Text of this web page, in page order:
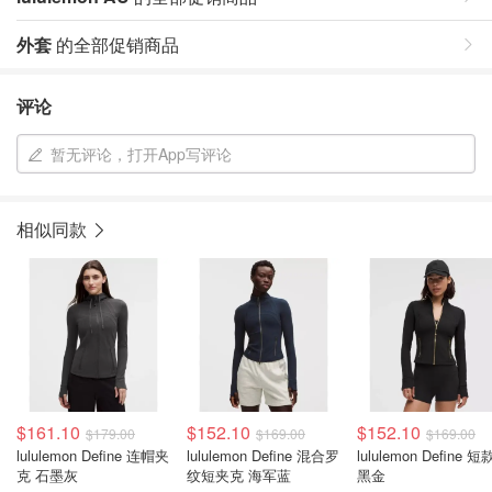
外套 的全部促销商品
评论
暂无评论，打开App写评论
相似同款
$161.10 $179.00
lululemon Define 连帽夹
克 石墨灰
$152.10 $169.00
lululemon Define 混合罗
纹短夹克 海军蓝
$152.10 $169.00
lululemon Define 短
黑金